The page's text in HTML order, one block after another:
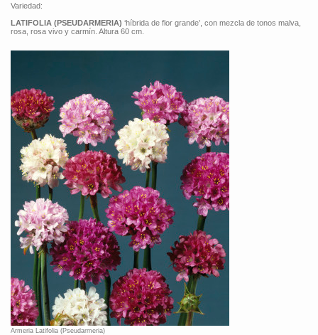
Variedad:
LATIFOLIA (PSEUDARMERIA) ‘híbrida de flor grande’, con mezcla de tonos malva,
rosa, rosa vivo y carmín. Altura 60 cm.
Armeria Latifolia (Pseudarmeria)